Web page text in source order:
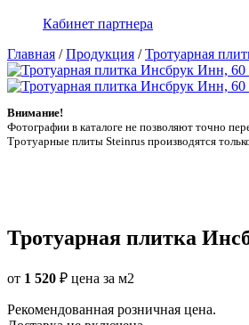
Кабинет партнера
Главная /Продукция /Тротуарная
Внимание!
Фотографии в каталоге не позволяют точно
Тротуарные плиты Steinrus производятся
Тротуарная плитка
от 1 520 ₽ цена за м2
Рекомендованная розничная цена.